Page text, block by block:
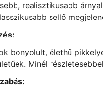
realisztikusabb
sellő
bonyolult, élethű
Minél